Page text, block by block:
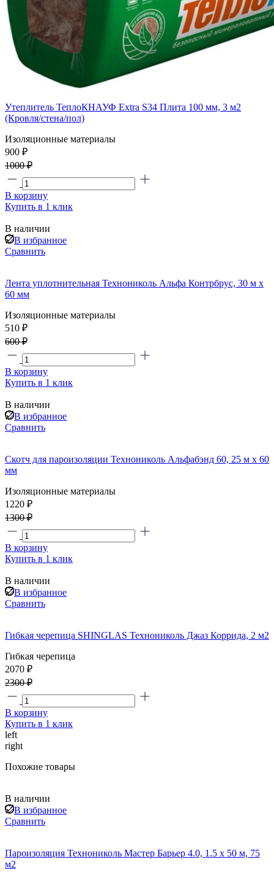
Утеплитель ТеплоКНАУФ Extra S34 Плита 100 мм, 3 м2
(Кровля/стена/пол)
Изоляционные материалы
900 ₽
1000 ₽
В корзину
Купить в 1 клик
В наличии
В избранное
Сравнить
Лента уплотнительная Технониколь Альфа Контрбрус, 30 м х
60 мм
Изоляционные материалы
510 ₽
600 ₽
В корзину
Купить в 1 клик
В наличии
В избранное
Сравнить
Скотч для пароизоляции Технониколь Альфабэнд 60, 25 м х 60
мм
Изоляционные материалы
1220 ₽
1300 ₽
В корзину
Купить в 1 клик
В наличии
В избранное
Сравнить
Гибкая черепица SHINGLAS Технониколь Джаз Коррида, 2 м2
Гибкая черепица
2070 ₽
2300 ₽
В корзину
Купить в 1 клик
left
right
Похожие товары
В наличии
В избранное
Сравнить
Пароизоляция Технониколь Мастер Барьер 4.0, 1.5 x 50 м, 75
м2